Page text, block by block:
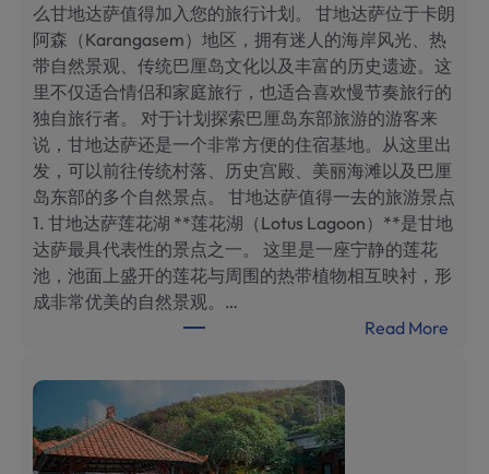
么甘地达萨值得加入您的旅行计划。 甘地达萨位于卡朗
阿森（Karangasem）地区，拥有迷人的海岸风光、热
带自然景观、传统巴厘岛文化以及丰富的历史遗迹。这
里不仅适合情侣和家庭旅行，也适合喜欢慢节奏旅行的
独自旅行者。 对于计划探索巴厘岛东部旅游的游客来
说，甘地达萨还是一个非常方便的住宿基地。从这里出
发，可以前往传统村落、历史宫殿、美丽海滩以及巴厘
岛东部的多个自然景点。 甘地达萨值得一去的旅游景点
1. 甘地达萨莲花湖 **莲花湖（Lotus Lagoon）**是甘地
达萨最具代表性的景点之一。 这里是一座宁静的莲花
池，池面上盛开的莲花与周围的热带植物相互映衬，形
成非常优美的自然景观。…
Read More: